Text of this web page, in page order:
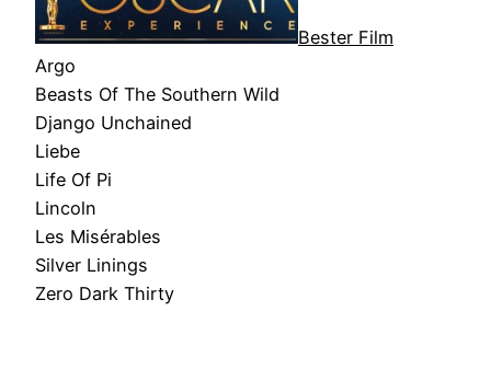
Bester Film
Argo
Beasts Of The Southern Wild
Django Unchained
Liebe
Life Of Pi
Lincoln
Les Misérables
Silver Linings
Zero Dark Thirty